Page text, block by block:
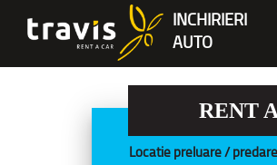
INCHIRIERI
AUTO
RENT
Locatie preluare /